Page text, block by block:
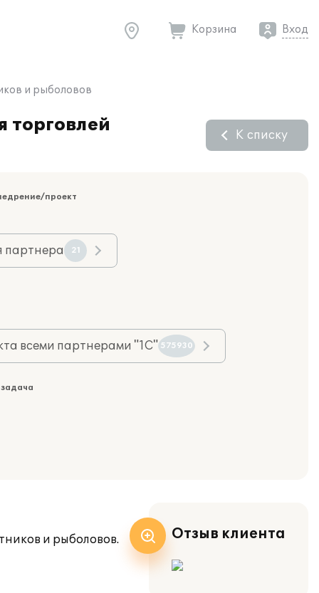
Корзина Вход
и рыболовов
К списку
проект
партнера 21
всеми партнерами "1С" 575930
и рыболовов.
Отзыв клиента